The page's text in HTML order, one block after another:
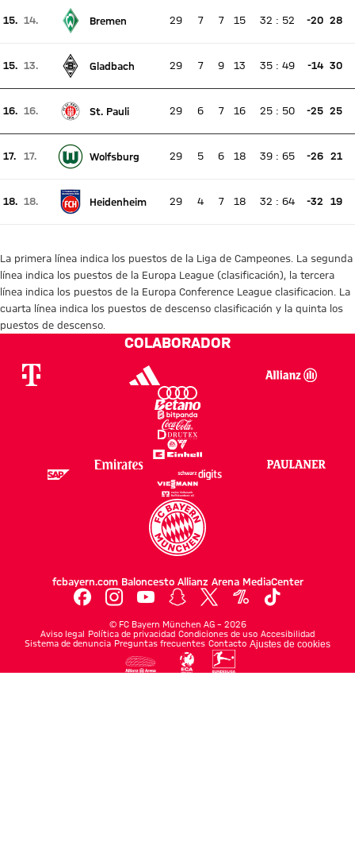
15. 14.
Posición actual 15, posición la semana pasada 14
Bremen 29 7 7 15 32 : 52 -20 28
15. 13.
Posición actual 15, posición la semana pasada 13
Gladbach 29 7 9 13 35 : 49 -14 30
16. 16.
St. Pauli 29 6 7 16 25 : 50 -25 25
17.
17.
Posición actual 17, posición la semana pasada 17
Wolfsburg 29 5 6 18 39 : 65 -26 21
18. 18.
Posición actual 18, posición la semana pasada 18
Heidenheim 29 4 7 18 32 : 64 -32 19
La primera línea indica los puestos de la Liga de Campeones. La segunda
línea indica los puestos de la Europa League (clasificación), la tercera
línea indica los puestos de la Europa Conference League clasificacion. La
cuarta línea indica los puestos de descenso clasificación y la quinta los
puestos de descenso.
COLABORADOR
fcbayern.com Baloncesto Allianz Arena MediaCenter
© FC Bayern München AG – 2026
Aviso legal Política de privacidad Condiciones de uso Accesibilidad
Sistema de denuncia Preguntas frecuentes Contacto Ajustes de cookies